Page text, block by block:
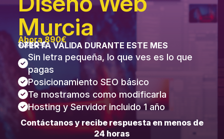
Murcia
1.250 €
Ahora 890€
OFERTA VÁLIDA DURANTE ESTE MES
Sin letra pequeña, lo que ves es lo que
pagas
Posicionamiento SEO básico
Te mostramos como modificarla
Hosting y Servidor incluido 1 año
Contáctanos y recibe respuesta en menos de
24 horas